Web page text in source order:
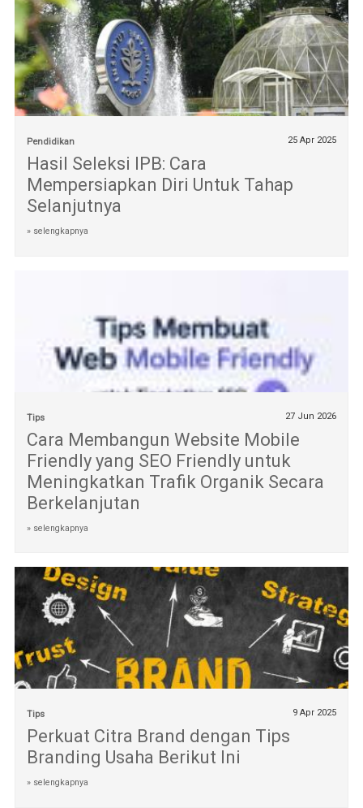
Pendidikan 25 Apr 2025
Hasil Seleksi IPB: Cara
Mempersiapkan Diri Untuk Tahap
Selanjutnya
» selengkapnya
Tips 27 Jun 2026
Cara Membangun Website Mobile
Friendly yang SEO Friendly untuk
Meningkatkan Trafik Organik Secara
Berkelanjutan
» selengkapnya
Tips 9 Apr 2025
Perkuat Citra Brand dengan Tips
Branding Usaha Berikut Ini
» selengkapnya